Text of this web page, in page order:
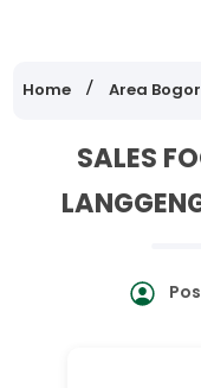
Home Area Bogor
SALES